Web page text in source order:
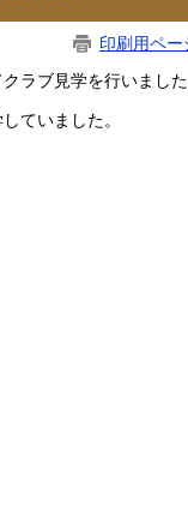
印刷用ペ
ラブ見学を行いました
ていました。